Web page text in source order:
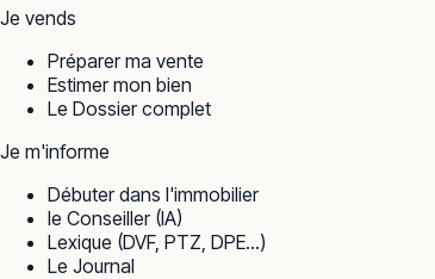
Je vends
Préparer ma vente
Estimer mon bien
Le Dossier complet
Je m'informe
Débuter dans l'immobilier
le Conseiller (IA)
Lexique (DVF, PTZ, DPE…)
Le Journal